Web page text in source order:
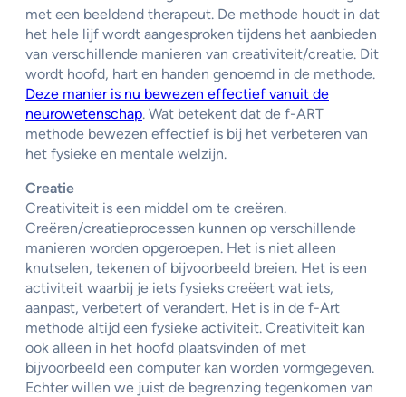
met een beeldend therapeut. De methode houdt in dat
het hele lijf wordt aangesproken tijdens het aanbieden
van verschillende manieren van creativiteit/creatie. Dit
wordt hoofd, hart en handen genoemd in de methode.
Deze manier is nu bewezen effectief vanuit de
neurowetenschap. Wat betekent dat de f-ART
methode bewezen effectief is bij het verbeteren van
het fysieke en mentale welzijn.
Creatie
Creativiteit is een middel om te creëren.
Creëren/creatieprocessen kunnen op verschillende
manieren worden opgeroepen. Het is niet alleen
knutselen, tekenen of bijvoorbeeld breien. Het is een
activiteit waarbij je iets fysieks creëert wat iets,
aanpast, verbetert of verandert. Het is in de f-Art
methode altijd een fysieke activiteit. Creativiteit kan
ook alleen in het hoofd plaatsvinden of met
bijvoorbeeld een computer kan worden vormgegeven.
Echter willen we juist de begrenzing tegenkomen van